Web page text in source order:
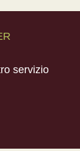
servizio